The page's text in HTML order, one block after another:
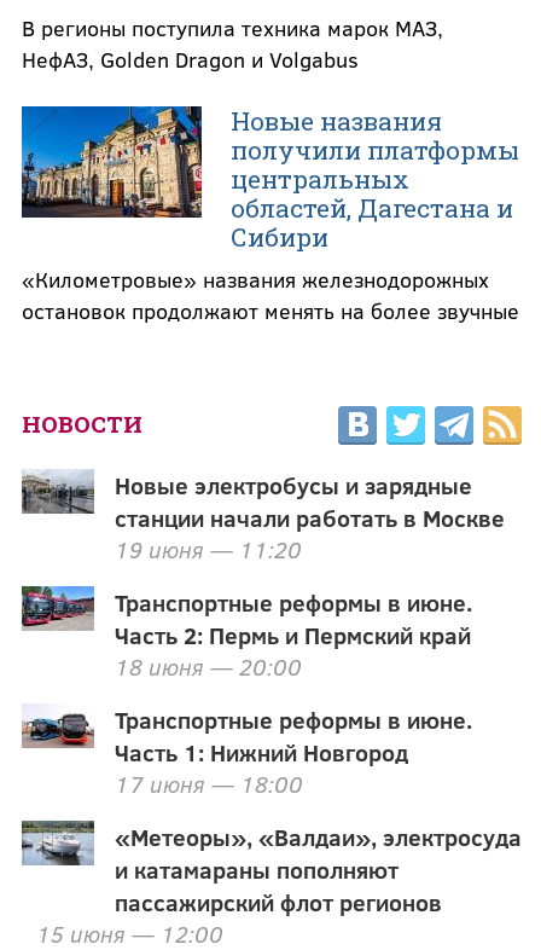
В регионы поступила техника марок МАЗ,
НефАЗ, Golden Dragon и Volgabus
Новые названия
получили платформы
центральных
областей, Дагестана и
Сибири
«Километровые» названия железнодорожных
остановок продолжают менять на более звучные
НОВОСТИ
Новые электробусы и зарядные
станции начали работать в Москве
19 июня — 11:20
Транспортные реформы в июне.
Часть 2: Пермь и Пермский край
18 июня — 20:00
Транспортные реформы в июне.
Часть 1: Нижний Новгород
17 июня — 18:00
«Метеоры», «Валдаи», электросуда
и катамараны пополняют
пассажирский флот регионов
15 июня — 12:00